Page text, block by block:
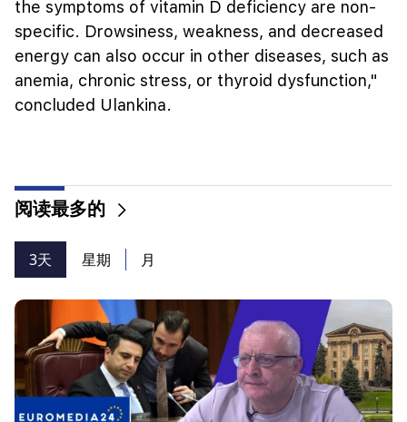
the symptoms of vitamin D deficiency are non-
specific. Drowsiness, weakness, and decreased
energy can also occur in other diseases, such as
anemia, chronic stress, or thyroid dysfunction,"
concluded Ulankina.
阅读最多的
3天 星期 月